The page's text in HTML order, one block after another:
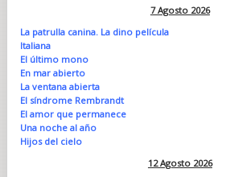
7 Agosto 2026
La patrulla canina. La dino película
Italiana
El último mono
En mar abierto
La ventana abierta
El síndrome Rembrandt
El amor que permanece
Una noche al año
Hijos del cielo
12 Agosto 2026